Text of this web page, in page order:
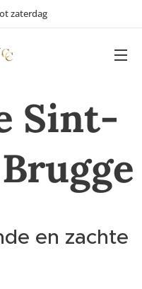
zaterdag
Sint-
en zachte